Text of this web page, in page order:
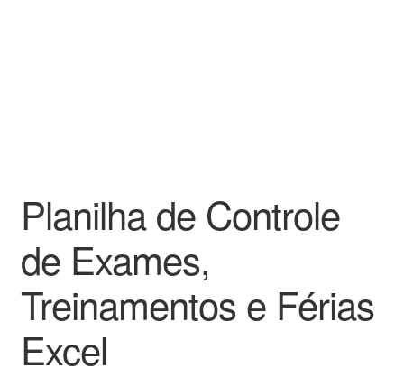
Planilha de Controle
de Exames,
Treinamentos e Férias
Excel